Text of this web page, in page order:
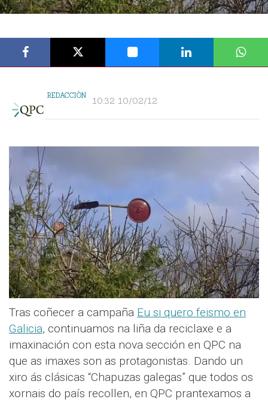
REDACCIÓN 10:32 10/02/12
Tras coñecer a campaña Eu si quero feismo en
Galicia, continuamos na liña da reciclaxe e a
imaxinación con esta nova sección en QPC na
que as imaxes son as protagonistas. Dando un
xiro ás clásicas “Chapuzas galegas” que todos os
xornais do país recollen, en QPC prantexamos a